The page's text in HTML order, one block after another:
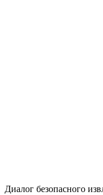
Диалог безопасного